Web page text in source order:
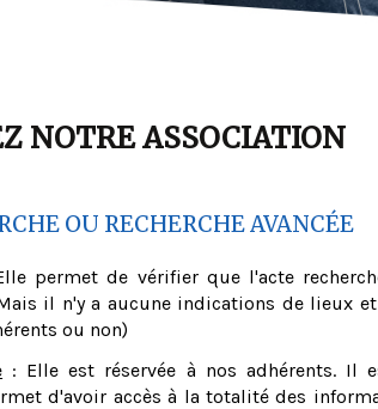
NOTRE ASSOCIATION
OU RECHERCHE AVANCÉE
permet de vérifier que l'acte
il n'y a aucune indications de lieux
ou non)
: Elle est réservée à nos adhérents. Il
d'avoir accès à la totalité des